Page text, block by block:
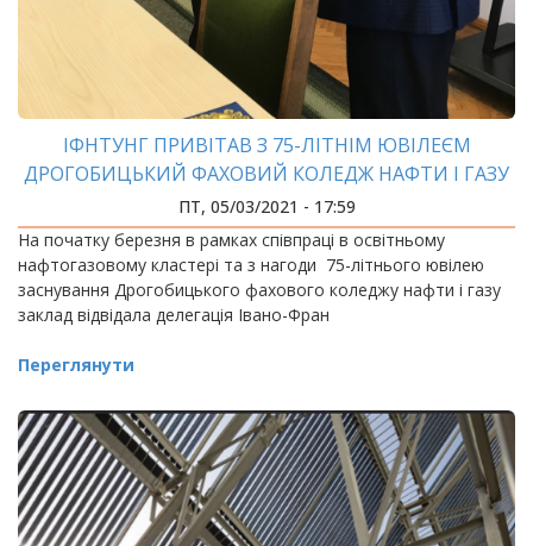
ІФНТУНГ ПРИВІТАВ З 75-ЛІТНІМ ЮВІЛЕЄМ
ДРОГОБИЦЬКИЙ ФАХОВИЙ КОЛЕДЖ НАФТИ І ГАЗУ
ПТ, 05/03/2021 - 17:59
На початку березня в рамках співпраці в освітньому
нафтогазовому кластері та з нагоди 75-літнього ювілею
заснування Дрогобицького фахового коледжу нафти і газу
заклад відвідала делегація Івано-Фран
Переглянути